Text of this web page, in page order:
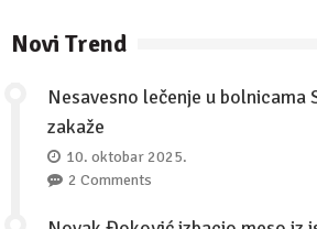
Novi Trend
Nesavesno lečenje u bolnicama
zakaže
10. oktobar 2025.
2 Comments